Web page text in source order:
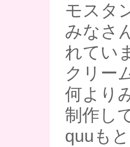
モスタ
みなさ
れてい
クリー
何より
制作し
quuも